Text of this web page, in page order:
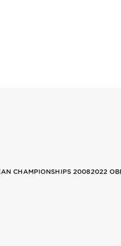
CHAMPIONSHIPS 20082022